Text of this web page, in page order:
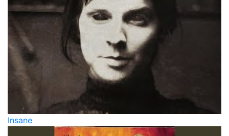
Insane